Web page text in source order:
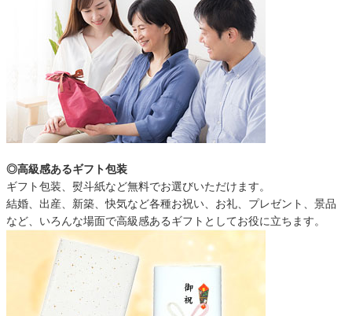
◎高級感あるギフト包装
ギフト包装、熨斗紙など無料でお選びいただけます。
結婚、出産、新築、快気など各種お祝い、お礼、プレゼント、景品
など、いろんな場面で高級感あるギフトとしてお役に立ちます。